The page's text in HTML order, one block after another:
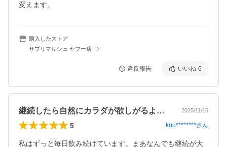
変えます。
購入したストア
サプリマルシェ ヤフー店
違反報告 いいね 6
継続したら自然にカラダが欲しがるように 2025/11/15
5 kou********さん
私はずっと毎日飲み続けています。まあなんでも継続が大